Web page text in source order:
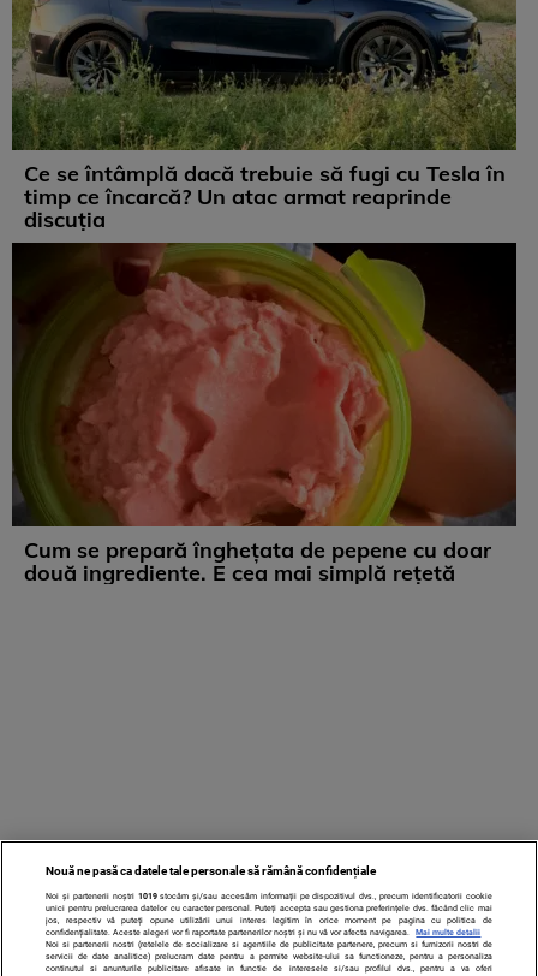
Ce se întâmplă dacă trebuie să fugi cu Tesla în
timp ce încarcă? Un atac armat reaprinde
discuția
Cum se prepară înghețata de pepene cu doar
două ingrediente. E cea mai simplă rețetă
Nouă ne pasă ca datele tale personale să rămână confidențiale
Noi și partenerii noștri 1019stocăm și/sau accesăm informații pe dispozitivul dvs., precum identificatorii cookie
unici pentru prelucrarea datelor cu caracter personal. Puteți accepta sau gestiona preferințele dvs. făcând clic mai
jos, respectiv vă puteți opune utilizării unui interes legitim în orice moment pe pagina cu politica de
confidențialitate. Aceste alegeri vor fi raportate partenerilor noștri și nu vă vor afecta navigarea.
Mai multe detalii
Noi si partenerii nostri (retelele de socializare si agentiile de publicitate partenere, precum si furnizorii nostri de
servicii de date analitice) prelucram date pentru a permite website-ului sa functioneze, pentru a personaliza
continutul si anunturile publicitare afisate in functie de interesele si/sau profilul dvs., pentru a va oferi